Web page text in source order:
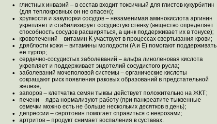
глистных инвазий – в состав входит токсичный для глистов кукурбитин
(для теплокровных он не опасен);
хрупкости и закупорки сосудов – незаменимая аминокислота аргинин
укрепляет и стабилизирует сосудистую стенку (вещество определяет
способность сосудов расширяться, а цинк поддерживает их в тонусе);
кровотечений – витамин K участвует в процессах свертывания крови;
дряблости кожи – витамины молодости (A и E) помогают поддерживать
ее тургор;
сердечно-сосудистых заболеваний – альфа линоленовая кислота
укрепляет и поддерживает эндотелий сосудистого русла;
заболеваний мочеполовой системы – органические кислоты
сокращают риск появления раковых образований в предстательной
железе;
запоров – клетчатка семян тыквы действует положительно на ЖКТ;
печени – ядра нормализуют работу (при панкреатите тыквенные
семечки можно есть не больше нескольких десятков в день);
депрессии – серотонин помогает справиться с неврозами;
артритов – продукт снимает воспаления в суставах.